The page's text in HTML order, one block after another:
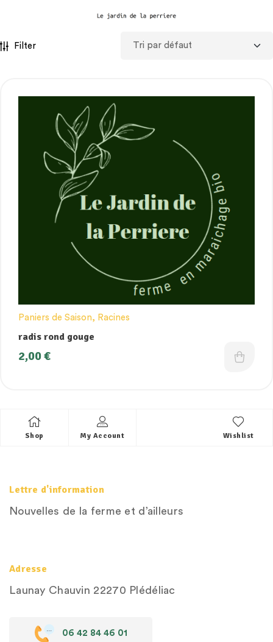
Filter
Paniers de Saison, Racines
radis rond gouge
2,00€
Shop My Account Wishlist
Lettre d'information
Nouvelles de la ferme et d’ailleurs
Adresse
Launay Chauvin 22270 Plédéliac
06 42 84 46 01